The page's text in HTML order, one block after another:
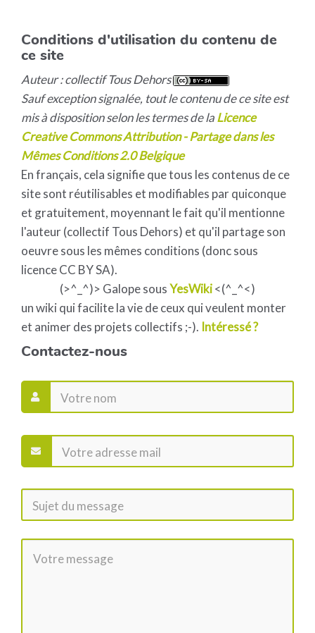
Conditions d'utilisation du contenu de
ce site
Auteur : collectif Tous Dehors
Sauf exception signalée, tout le contenu de ce site est
mis à disposition selon les termes de laLicence
Creative Commons Attribution - Partage dans les
Mêmes Conditions 2.0 Belgique
En français, cela signifie que tous les contenus de ce
site sont réutilisables et modifiables par quiconque
et gratuitement, moyennant le fait qu'il mentionne
l'auteur (collectif Tous Dehors) et qu'il partage son
oeuvre sous les mêmes conditions (donc sous
licence CC BY SA).
(>^_^)> Galope sousYesWiki<(^_^<)
un wiki qui facilite la vie de ceux qui veulent monter
et animer des projets collectifs ;-). Intéressé ?
Contactez-nous